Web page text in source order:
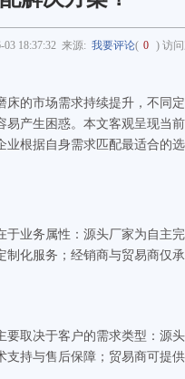
03 18:37:32来源: 我要评论( 0 ) 访
床的市场需求持续提升，不同
产生困惑。本文客观呈现当
根据自身需求匹配最适合的选
业务属性：源头厂家为自主
化服务；经销商与贸易商仅
取决于客户的需求类型：源
持与售后保障；贸易商可提